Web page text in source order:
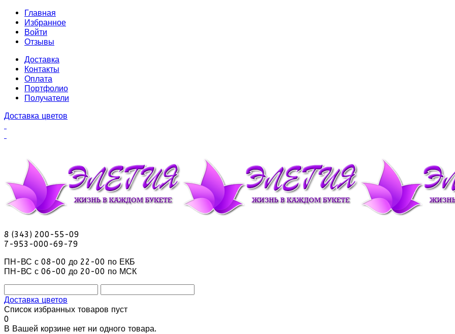
Главная
Избранное
Войти
Отзывы
Доставка
Контакты
Оплата
Портфолио
Получатели
Доставка цветов
8 (343) 200-55-09
7-953-000-69-79
ПН-ВС с 08-00 до 22-00 по ЕКБ
ПН-ВС с 06-00 до 20-00 по МСК
Доставка цветов
Список избранных товаров пуст
0
В Вашей корзине нет ни одного товара.